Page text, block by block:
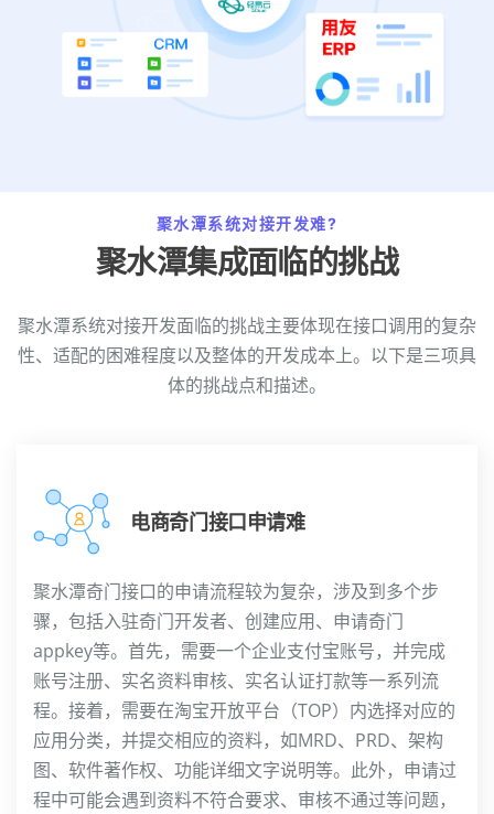
聚水潭系统对接开发难?
聚水潭集成面临的挑战
聚水潭系统对接开发面临的挑战主要体现在接口调用的复杂
性、适配的困难程度以及整体的开发成本上。以下是三项具
体的挑战点和描述。
电商奇门接口申请难
聚水潭奇门接口的申请流程较为复杂，涉及到多个步
骤，包括入驻奇门开发者、创建应用、申请奇门
appkey等。首先，需要一个企业支付宝账号，并完成
账号注册、实名资料审核、实名认证打款等一系列流
程。接着，需要在淘宝开放平台（TOP）内选择对应的
应用分类，并提交相应的资料，如MRD、PRD、架构
图、软件著作权、功能详细文字说明等。此外，申请过
程中可能会遇到资料不符合要求、审核不通过等问题，